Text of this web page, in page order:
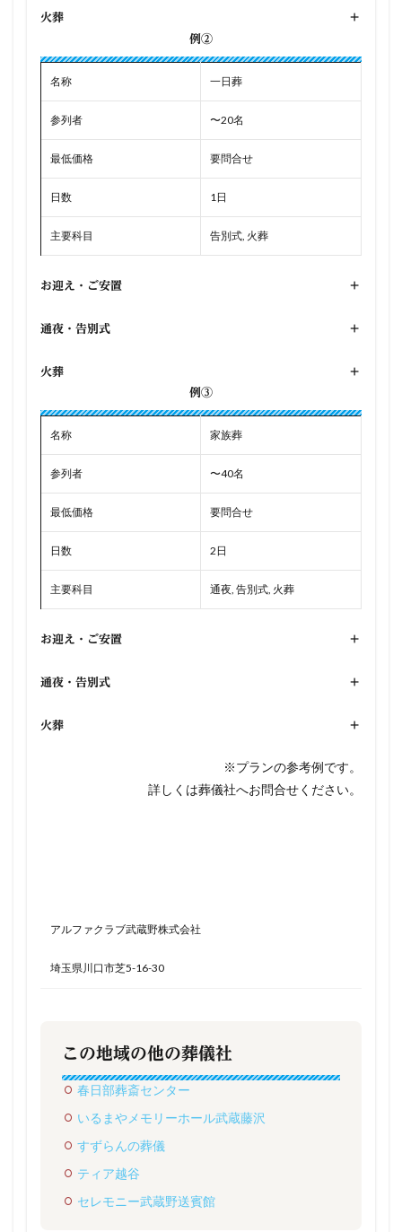
火葬
+
例②
名称 一日葬
参列者 〜20名
最低価格 要問合せ
日数 1日
主要科目 告別式, 火葬
お迎え・ご安置 +
通夜・告別式 +
火葬
+
例③
名称 家族葬
参列者 〜40名
最低価格 要問合せ
日数 2日
主要科目 通夜, 告別式, 火葬
お迎え・ご安置 +
通夜・告別式 +
火葬 +
※プランの参考例です。
詳しくは葬儀社へお問合せください。
アルファクラブ武蔵野株式会社
埼玉県川口市芝5-16-30
この地域の他の葬儀社
春日部葬斎センター
いるまやメモリーホール武蔵藤沢
すずらんの葬儀
ティア越谷
セレモニー武蔵野送賓館